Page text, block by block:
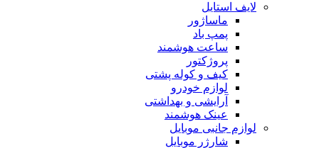
لایف استایل
ماساژور
پمپ باد
ساعت هوشمند
پروژکتور
کیف و کوله پشتی
لوازم خودرو
آرایشی و بهداشتی
عینک هوشمند
لوازم جانبی موبایل
شارژر موبایل